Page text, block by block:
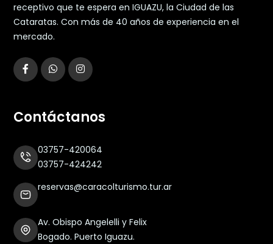
receptivo que te espera en IGUAZU, la Ciudad de las
Cataratas. Con más de 40 años de experiencia en el
mercado.
Contáctanos
03757-420064
03757-424242
reservas@caracolturismo.tur.ar
Av. Obispo Angelelli y Felix
Bogado. Puerto Iguazu.